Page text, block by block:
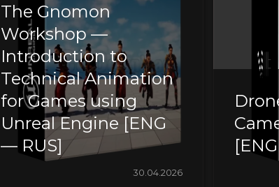
The Gnomon
Workshop —
Introduction to
Technical Animation
for Games using
Unreal Engine [ENG
— RUS]
30.04.2026